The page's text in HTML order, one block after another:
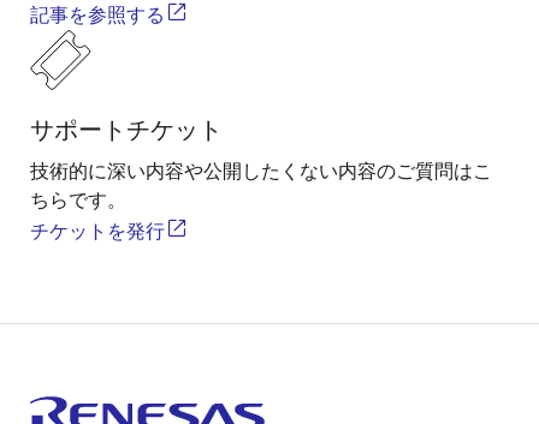
記事を参照する
サポートチケット
技術的に深い内容や公開したくない内容のご質問はこ
ちらです。
チケットを発行